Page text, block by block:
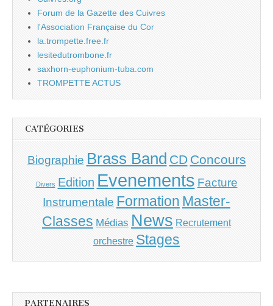
Forum de la Gazette des Cuivres
l'Association Française du Cor
la.trompette.free.fr
lesitedutrombone.fr
saxhorn-euphonium-tuba.com
TROMPETTE ACTUS
CATÉGORIES
Biographie Brass Band CD Concours
Divers Edition Evenements Facture
Instrumentale Formation Master-
Classes Médias News Recrutement
orchestre Stages
PARTENAIRES